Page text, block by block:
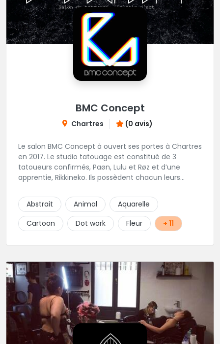
BMC Concept
Chartres (0 avis)
Le salon BMC Concept à ouvert ses portes à Chartres
en 2017. Le studio tatouage est constitué de 3
tatoueurs confirmés, Paøn, Lulu et Røz et d’une
apprentie, Rikkineko. Ils possèdent chacun leurs
souhaitant se faire tatouer de pouvoir construire un
projet entièrement personnalisé. Une pierceuse est
présente en Guest environ une semaine par mois au
salon.
Abstrait Animal
Aquarelle
Cartoon
Dot work Fleur + 11